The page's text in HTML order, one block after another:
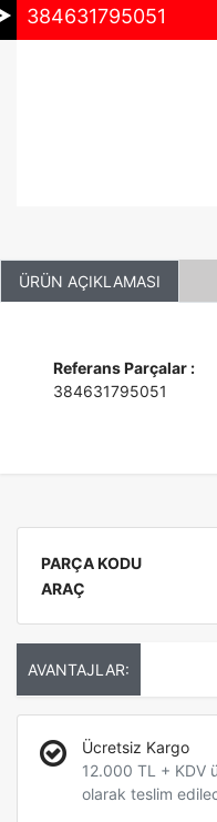
384631795051
ÜRÜN AÇIKLAMASI
Referans Parçalar :
384631795051
PARÇA KODU
ARAÇ
AVANTAJLAR:
Ücretsiz Kargo
12.000 TL + KDV
olarak teslim